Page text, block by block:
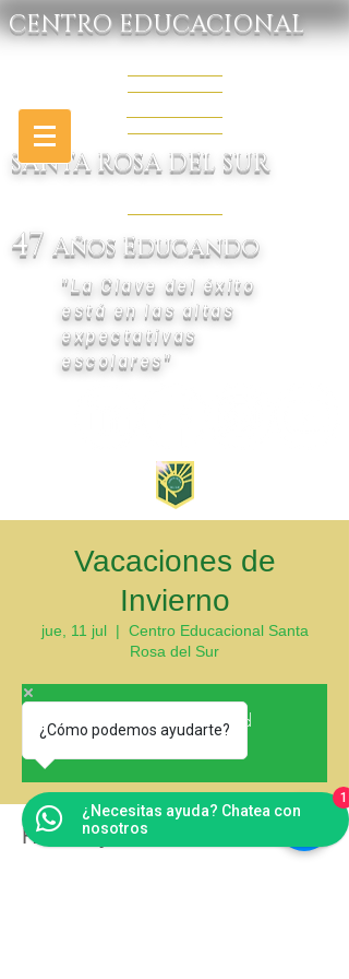
CENTRO EDUCACIONAL
SANTA ROSA DEL SUR
47 Años Educando
"La Clave del éxito
está en las altas
expectativas
escolares"
Vacaciones de
Invierno
jue, 11 jul
  |
Centro Educacional Santa
Rosa del Sur
Registration is Closed
See other events
Horario y ubicación
¿Cómo podemos ayudarte?
¿Necesitas ayuda? Chatea con
nosotros
1